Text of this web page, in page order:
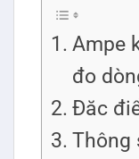
Ampe
đo
Đăc
Thông